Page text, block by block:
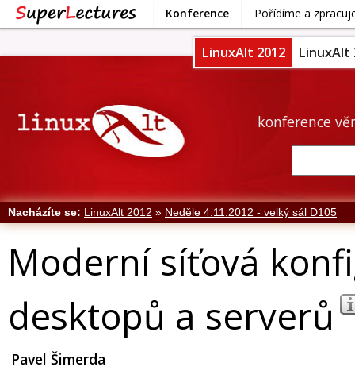
Konference Pořídíme a
LinuxAlt 2012 LinuxAlt
konference
Nacházíte se: LinuxAlt 2012 » Neděle 4.11.2012 - velký sál D105
Moderní síťová
desktopů a serverů
Pavel Šimerda